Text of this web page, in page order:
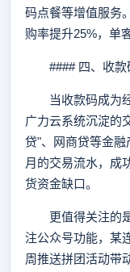
码点餐等增值服务
购率提升25%，单
#### 四、收款
当收款码成为经
广力云系统沉淀的
贷"、网商贷等金
月的交易流水，成
货资金缺口。
更值得关注的是
注公众号功能，某
周推送拼团活动带